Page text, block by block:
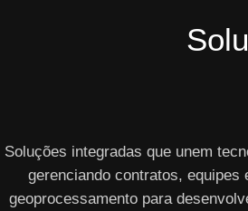
Soluções integradas que unem
gerenciando contratos, equipes
geoprocessamento para